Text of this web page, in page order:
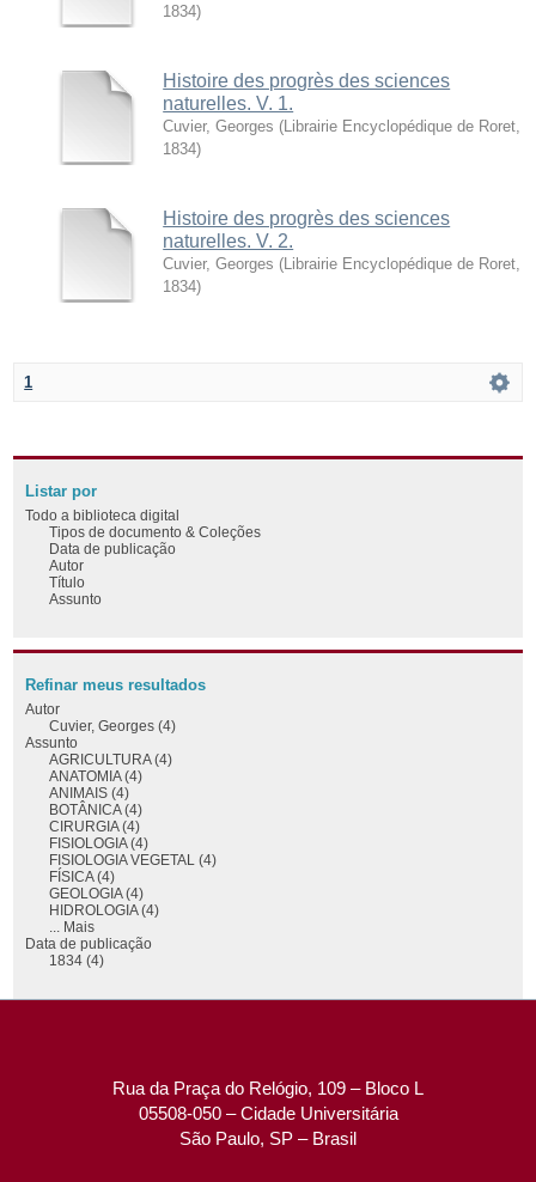
1834)
Histoire des progrès des sciences
naturelles. V. 1.
Cuvier, Georges ( Librairie Encyclopédique de Roret
1834)
Histoire des progrès des sciences
naturelles. V. 2.
Cuvier, Georges ( Librairie Encyclopédique de Roret
1834)
1
Listar por
Todo a biblioteca digital
Tipos de documento & Coleções
Data de publicação
Autor
Título
Assunto
Refinar meus resultados
Autor
Cuvier, Georges (4)
Assunto
AGRICULTURA (4)
ANATOMIA (4)
ANIMAIS (4)
BOTÂNICA (4)
CIRURGIA (4)
FISIOLOGIA (4)
FISIOLOGIA VEGETAL (4)
FÍSICA (4)
GEOLOGIA (4)
HIDROLOGIA (4)
... Mais
Data de publicação
1834 (4)
Rua da Praça do Relógio, 109 – Bloco L
05508-050 – Cidade Universitária
São Paulo, SP – Brasil